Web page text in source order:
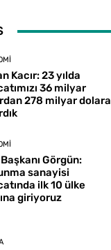
Kacır: 23 yılda
36 milyar
278 milyar dolara
Görgün:
sanayisi
ilk 10 ülke
giriyoruz